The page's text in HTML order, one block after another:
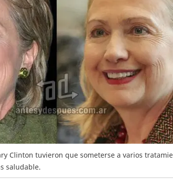
Clinton tuvieron que someterse a varios
saludable.